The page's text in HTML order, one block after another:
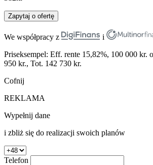
Zapytaj o ofertę
We współpracy z
i
Priseksempel: Eff. rente 15,82%, 100 000 kr.
950 kr., Tot. 142 730 kr.
Cofnij
REKLAMA
Wypełnij dane
i zbliż się do realizacji swoich planów
Telefon